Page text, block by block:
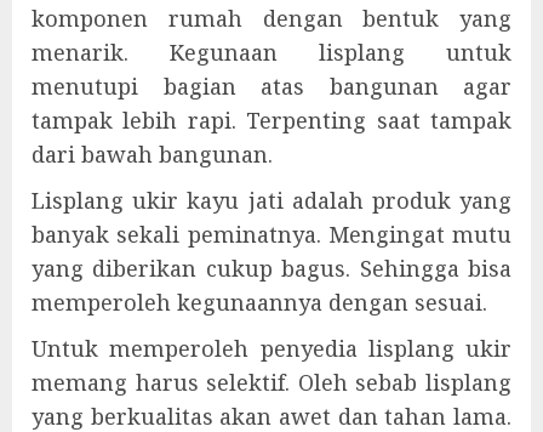
komponen rumah dengan bentuk yang
menarik. Kegunaan lisplang untuk
menutupi bagian atas bangunan agar
tampak lebih rapi. Terpenting saat tampak
dari bawah bangunan.
Lisplang ukir kayu jati adalah produk yang
banyak sekali peminatnya. Mengingat mutu
yang diberikan cukup bagus. Sehingga bisa
memperoleh kegunaannya dengan sesuai.
Untuk memperoleh penyedia lisplang ukir
memang harus selektif. Oleh sebab lisplang
yang berkualitas akan awet dan tahan lama.